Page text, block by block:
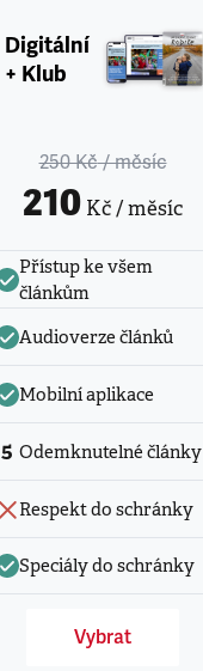
Digitální
+ Klub
250 Kč/ měsíc
210 Kč / měsíc
Přístup ke všem
článkům
Audioverze článků
Mobilní aplikace
5 Odemknutelné články
Respekt do schránky
Speciály do schránky
Vybrat